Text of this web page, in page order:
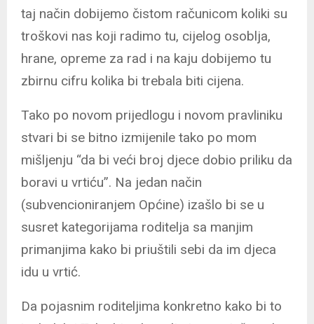
taj način dobijemo čistom računicom koliki su
troškovi nas koji radimo tu, cijelog osoblja,
hrane, opreme za rad i na kaju dobijemo tu
zbirnu cifru kolika bi trebala biti cijena.
Tako po novom prijedlogu i novom pravliniku
stvari bi se bitno izmijenile tako po mom
mišljenju “da bi veći broj djece dobio priliku da
boravi u vrtiću”. Na jedan način
(subvencioniranjem Općine) izašlo bi se u
susret kategorijama roditelja sa manjim
primanjima kako bi priuštili sebi da im djeca
idu u vrtić.
Da pojasnim roditeljima konkretno kako bi to